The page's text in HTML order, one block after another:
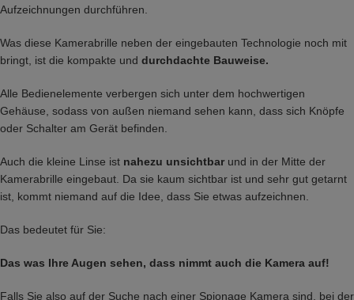
Aufzeichnungen durchführen.
Was diese Kamerabrille neben der eingebauten Technologie noch mit
bringt, ist die kompakte und durchdachte Bauweise.
Alle Bedienelemente verbergen sich unter dem hochwertigen
Gehäuse, sodass von außen niemand sehen kann, dass sich Knöpfe
oder Schalter am Gerät befinden.
Auch die kleine Linse ist nahezu unsichtbar und in der Mitte der
Kamerabrille eingebaut. Da sie kaum sichtbar ist und sehr gut getarnt
ist, kommt niemand auf die Idee, dass Sie etwas aufzeichnen.
Das bedeutet für Sie:
Das was Ihre Augen sehen, dass nimmt auch die Kamera auf!
Falls Sie also auf der Suche nach einer Spionage Kamera sind, bei der